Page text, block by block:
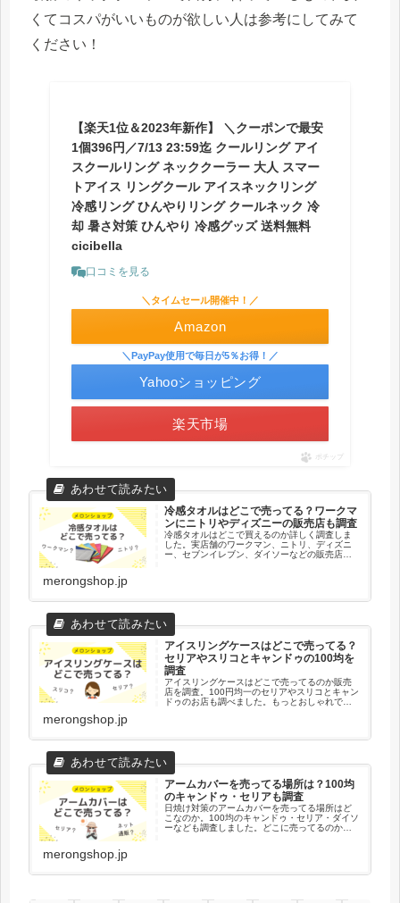
くてコスパがいいものが欲しい人は参考にしてみて
ください！
【楽天1位＆2023年新作】 ＼クーポンで最安
1個396円／7/13 23:59迄 クールリング アイ
スクールリング ネッククーラー 大人 スマー
トアイス リングクール アイスネックリング
冷感リング ひんやりリング クールネック 冷
却 暑さ対策 ひんやり 冷感グッズ 送料無料
cicibella
口コミを見る
＼タイムセール開催中！／
Amazon
楽天市場
＼PayPay使用で毎日が5％お得！／
Yahooショッピング
ポチップ
冷感タオルはどこで売ってる？ワークマ
ンにニトリやディズニーの販売店も調査
冷感タオルはどこで買えるのか詳しく調査しま
した。実店舗のワークマン、ニトリ、ディズニ
ー、セブンイレブン、ダイソーなどの販売店を
merongshop.jp
アイスリングケースはどこで売ってる？
セリアやスリコとキャンドゥの100均を
調査
アイスリングケースはどこで売ってるのか販売
店を調査。100円均一のセリアやスリコとキャン
ドゥのお店も調べました。もっとおしゃれで多
merongshop.jp
アームカバーを売ってる場所は？100均
のキャンドゥ・セリアも調査
日焼け対策のアームカバーを売ってる場所はど
こなのか。100均のキャンドゥ・セリア・ダイソ
ーなども調査しました。どこに売ってるのかネ
merongshop.jp